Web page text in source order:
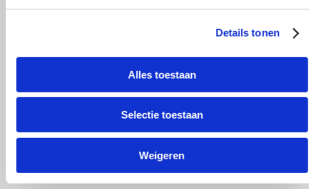
Details tonen
Alles toestaan
Selectie toestaan
Weigeren